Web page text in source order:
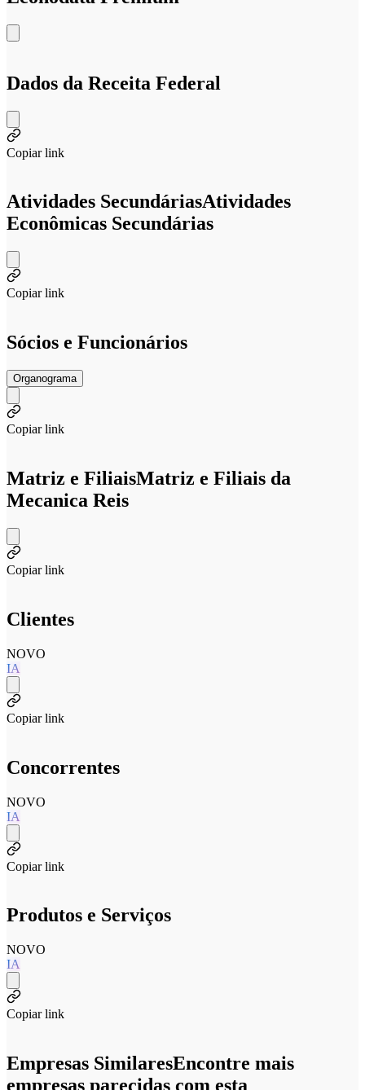
Dados da Receita Federal
Copiar link
Atividades SecundáriasAtividades
Econômicas Secundárias
Copiar link
Sócios e Funcionários
Organograma
Copiar link
Matriz e FiliaisMatriz e Filiais da
Mecanica Reis
Copiar link
Clientes
NOVO
IA
Copiar link
Concorrentes
NOVO
IA
Copiar link
Produtos e Serviços
NOVO
IA
Copiar link
Empresas SimilaresEncontre mais
empresas parecidas com esta